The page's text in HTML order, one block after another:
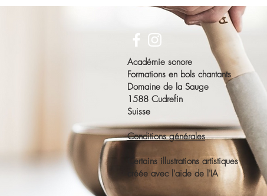
Académie sonore
Formations en bols chantants
Domaine de la Sauge
1588 Cudrefin
Suisse
Conditions générales
Certains illustrations artistiques
créée avec l'aide de l'IA